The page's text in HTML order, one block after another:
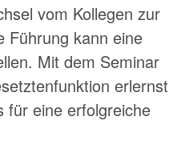
vom Kollegen zur
Führung kann eine
Mit dem Seminar
erlernst
für eine erfolgreiche